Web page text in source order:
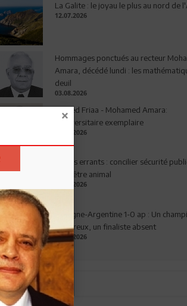
La Galite : le joyau le plus au nord de
12.07.2026
Hommages ponctués au recteur
Amara, décédé lundi : les
deuil
03.08.2026
Ahmed Friaa - Mohamed Amara:
l’Universitaire exemplaire
04.08.2026
Chiens errants : concilier sécurité
bien-être animal
17.07.2026
Espagne-Argentine 1-0 ap : Un
valeureux, un finaliste absent
19.07.2026